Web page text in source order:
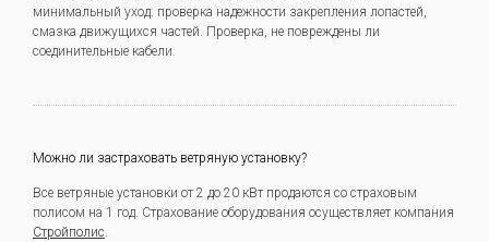
минимальный уход: проверка надежности закрепления лопастей,
смазка движущихся частей. Проверка, не повреждены ли
соединительные кабели.
Можно ли застраховать ветряную установку?
Все ветряные установки от 2 до 20 кВт продаются со страховым
полисом на 1 год. Страхование оборудования осуществляет компания
Стройполис.